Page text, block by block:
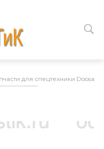
для спецтехники Doosan